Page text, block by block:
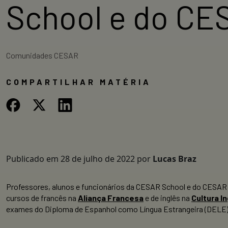
School e do
Comunidades CESAR
COMPARTILHAR MATÉRIA
Publicado em 28 de julho de 2022 por Lucas Braz
Professores, alunos e funcionários da CESAR School e do
cursos de francês na Aliança Francesa e de inglês na Cultura
exames do Diploma de Espanhol como Língua Estrangeira